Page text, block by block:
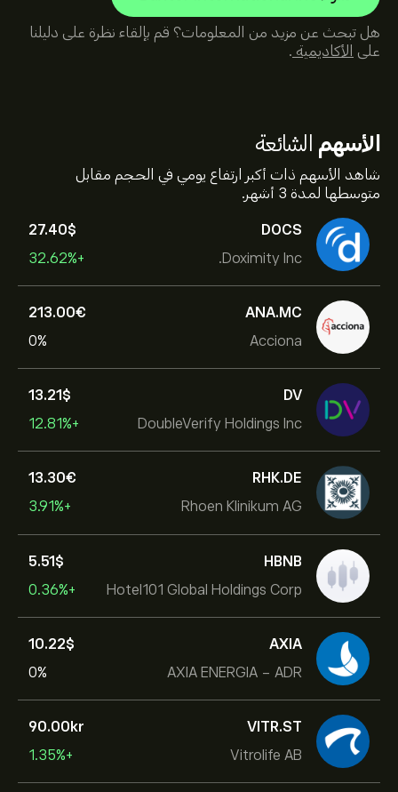
الأسهم الشائعة
شاهد الأسهم ذات أكبر ارتفاع يومي في الحجم مقابل
متوسطها لمدة 3 أشهر.
DOCS
Doximity Inc.
27.40‎$‎
+32.62%
ANA.MC
Acciona
213.00‎€‎
0%
DV
DoubleVerify Holdings Inc
13.21‎$‎
+12.81%
RHK.DE
Rhoen Klinikum AG
13.30‎€‎
+3.91%
HBNB
Hotel101 Global Holdings Corp
5.51‎$‎
+0.36%
AXIA
AXIA ENERGIA - ADR
10.22‎$‎
0%
VITR.ST
Vitrolife AB
90.00‎kr‎
+1.35%
هل تبحث عن مزيد من المعلومات؟ قم بإلقاء نظرة على دليلنا
على
الأكاديمية .